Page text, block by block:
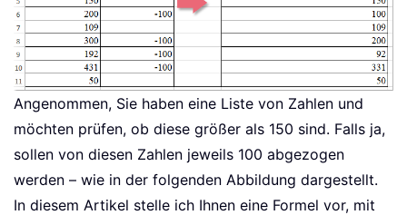
Angenommen, Sie haben eine Liste von Zahlen und
möchten prüfen, ob diese größer als 150 sind. Falls ja,
sollen von diesen Zahlen jeweils 100 abgezogen
werden – wie in der folgenden Abbildung dargestellt.
In diesem Artikel stelle ich Ihnen eine Formel vor, mit